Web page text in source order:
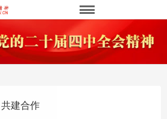
共建合作